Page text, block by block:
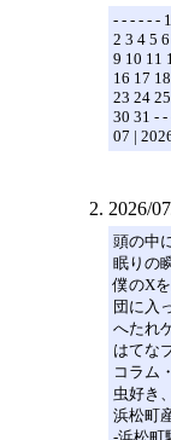
- - - - - - 1
2 3 4 5
9 10 11
16 17
23 24
30 31 - -
07 |
2026/
頭の中
眠りの
僕のX
団に入
へたれ
はてな
コラム
虫好き
浜松町